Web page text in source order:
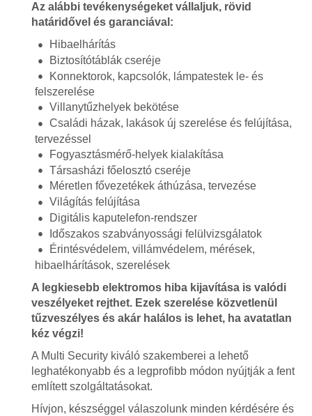
Az alábbi tevékenységeket vállaljuk, rövid
határidővel és garanciával:
Hibaelhárítás
Biztosítótáblák cseréje
Konnektorok, kapcsolók, lámpatestek le- és
felszerelése
Villanytűzhelyek bekötése
Családi házak, lakások új szerelése és felújítása,
tervezéssel
Fogyasztásmérő-helyek kialakítása
Társasházi főelosztó cseréje
Méretlen fővezetékek áthúzása, tervezése
Világítás felújítása
Digitális kaputelefon-rendszer
Időszakos szabványossági felülvizsgálatok
Érintésvédelem, villámvédelem, mérések,
hibaelhárítások, szerelések
A legkiesebb elektromos hiba kijavítása is valódi
veszélyeket rejthet. Ezek szerelése közvetlenül
tűzveszélyes és akár halálos is lehet, ha avatatlan
kéz végzi!
A Multi Security kiváló szakemberei a lehető
leghatékonyabb és a legprofibb módon nyújtják a fent
említett szolgáltatásokat.
Hívjon, készséggel válaszolunk minden kérdésére és